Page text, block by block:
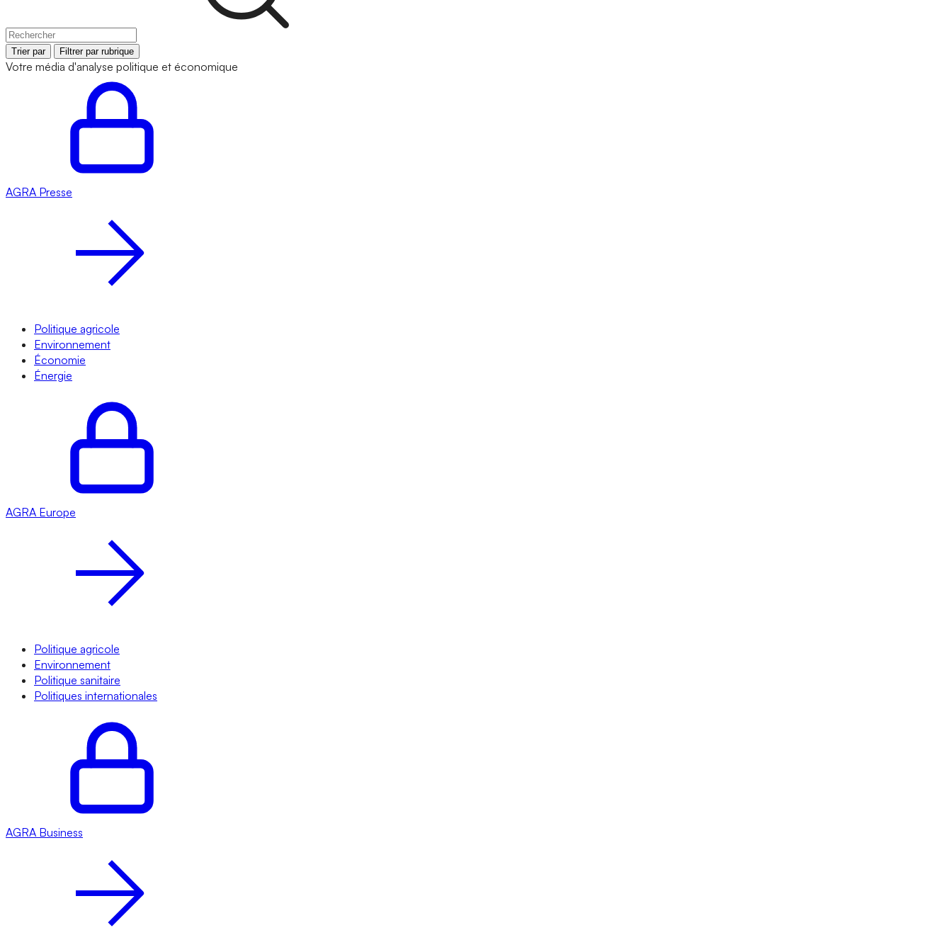
Trier par Filtrer par rubrique
Votre média d'analyse politique et économique
AGRA Presse
Politique agricole
Environnement
Économie
Énergie
AGRA Europe
Politique agricole
Environnement
Politique sanitaire
Politiques internationales
AGRA Business